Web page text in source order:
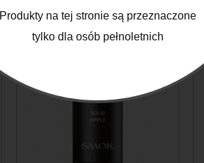
Produkty na tej stronie są przeznaczone
tylko dla osób pełnoletnich